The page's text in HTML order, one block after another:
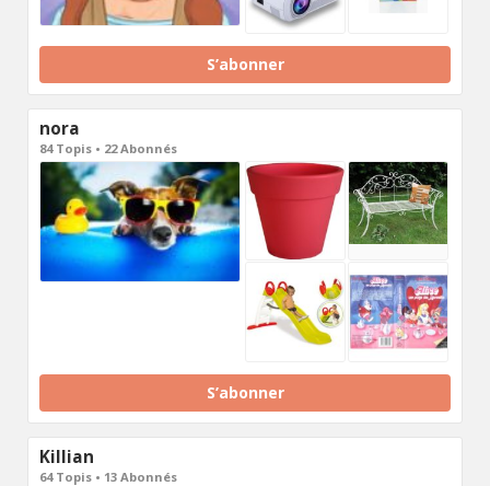
S’abonner
nora
84 Topis • 22 Abonnés
S’abonner
Killian
64 Topis • 13 Abonnés